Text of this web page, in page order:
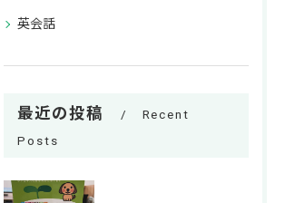
英会話
最近の投稿
Recent
Posts